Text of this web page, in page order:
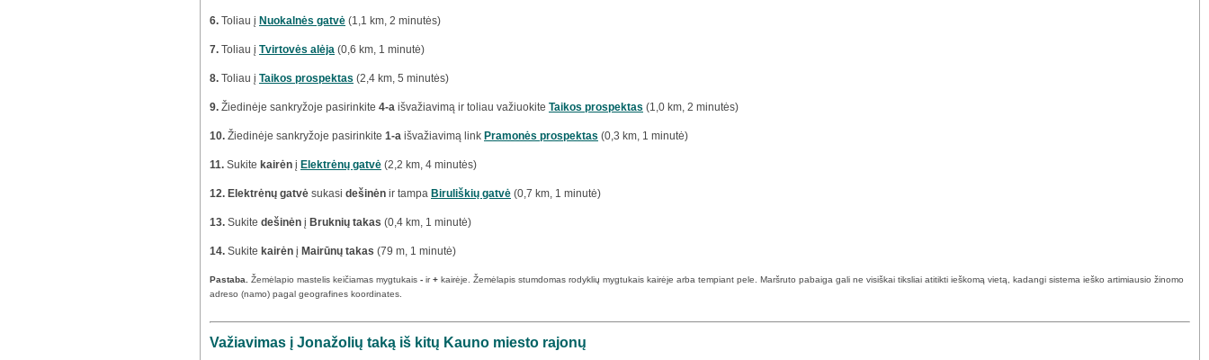
6. Toliau į Nuokalnės gatvė (1,1 km, 2 minutės)
7. Toliau į Tvirtovės alėja (0,6 km, 1 minutė)
8. Toliau į Taikos prospektas (2,4 km, 5 minutės)
9. Žiedinėje sankryžoje pasirinkite 4-a išvažiavimą ir toliau važiuokite Taikos prospektas (1,0 km, 2 minutės)
10. Žiedinėje sankryžoje pasirinkite 1-a išvažiavimą link Pramonės prospektas (0,3 km, 1 minutė)
11. Sukite kairėn į Elektrėnų gatvė (2,2 km, 4 minutės)
12. Elektrėnų gatvė sukasi dešinėn ir tampa Biruliškių gatvė (0,7 km, 1 minutė)
13. Sukite dešinėn į Bruknių takas (0,4 km, 1 minutė)
14. Sukite kairėn į Mairūnų takas (79 m, 1 minutė)
Pastaba. Žemėlapio mastelis keičiamas mygtukais - ir+ kairėje. Žemėlapis stumdomas rodyklių mygtukais kairėje arba tempiant pele. Maršruto pabaiga gali ne visiškai tiksliai atitikti ieškomą vietą, kadangi sistema ieško artimiausio žinomo
adreso (namo) pagal geografines koordinates.
Važiavimas į Jonažolių taką iš kitų Kauno miesto rajonų